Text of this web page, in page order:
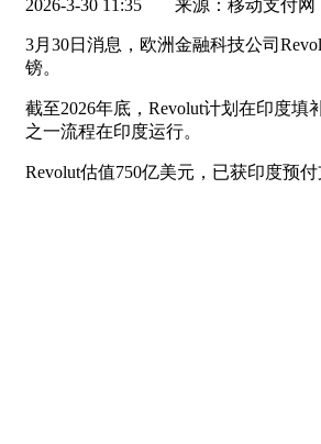
2026-3-30 11:35 来源：移动支付网
3月30日消息，欧洲金融科技公司
镑。
截至2026年底，Revolut计划在印度
之一流程在印度运行。
Revolut估值750亿美元，已获印度预